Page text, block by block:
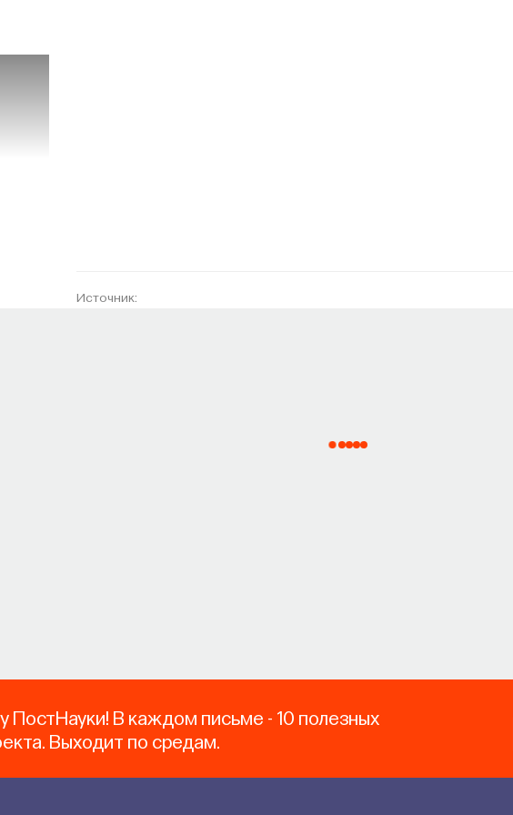
Источник:
ПостНауки! В каждом письме - 10 полезных
Выходит по средам.